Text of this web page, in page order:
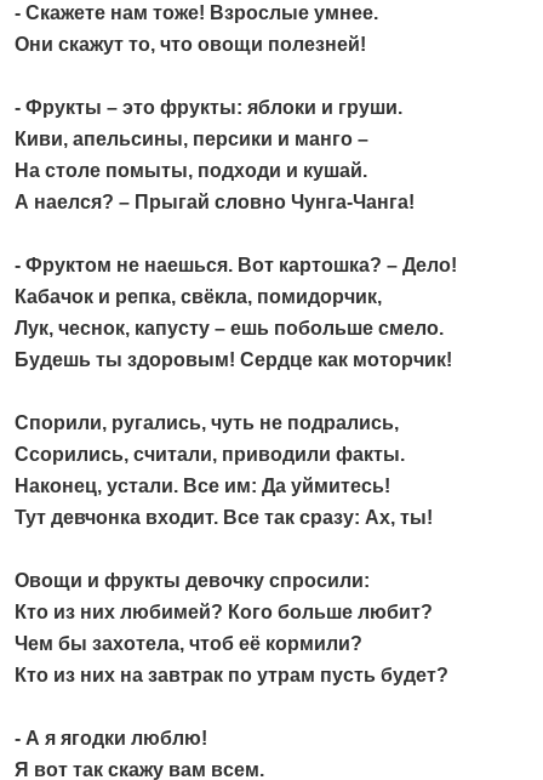
- Скажете нам тоже! Взрослые умнее.
Они скажут то, что овощи полезней!
- Фрукты – это фрукты: яблоки и груши.
Киви, апельсины, персики и манго –
На столе помыты, подходи и кушай.
А наелся? – Прыгай словно Чунга-Чанга!
- Фруктом не наешься. Вот картошка? – Дело!
Кабачок и репка, свёкла, помидорчик,
Лук, чеснок, капусту – ешь побольше смело.
Будешь ты здоровым! Сердце как моторчик!
Спорили, ругались, чуть не подрались,
Ссорились, считали, приводили факты.
Наконец, устали. Все им: Да уймитесь!
Тут девчонка входит. Все так сразу: Ах, ты!
Овощи и фрукты девочку спросили:
Кто из них любимей? Кого больше любит?
Чем бы захотела, чтоб её кормили?
Кто из них на завтрак по утрам пусть будет?
- А я ягодки люблю!
Я вот так скажу вам всем.